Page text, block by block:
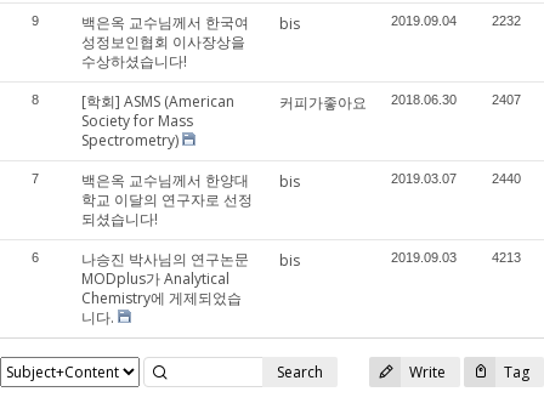
9
백은옥 교수님께서 한국여
성정보인협회 이사장상을
수상하셨습니다!
bis 2019.09.04 2232
8
[학회] ASMS (American
Society for Mass
Spectrometry)
커피가좋아요 2018.06.30 2407
7
백은옥 교수님께서 한양대
학교 이달의 연구자로 선정
되셨습니다!
bis 2019.03.07 2440
6
나승진 박사님의 연구논문
MODplus가 Analytical
Chemistry에 게제되었습
니다.
bis 2019.09.03 4213
Write Tag
Search